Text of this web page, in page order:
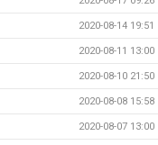
2020-08-14 19:51
2020-08-11 13:00
2020-08-10 21:50
2020-08-08 15:58
2020-08-07 13:00